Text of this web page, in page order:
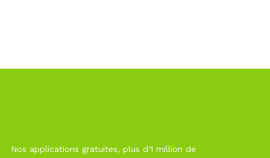
Nos applications gratuites, plus d'1 million de